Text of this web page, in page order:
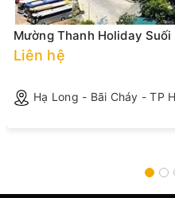
Mường Thanh Holiday Suối
Liên hệ
Hạ Long - Bãi Cháy - TP